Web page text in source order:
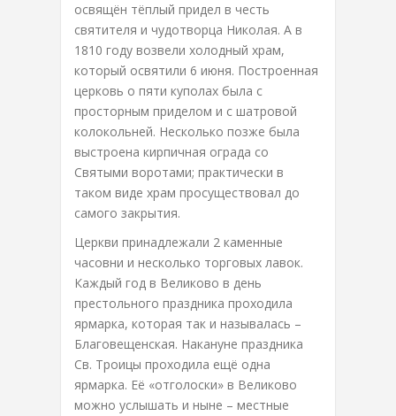
освящён тёплый придел в честь
святителя и чудотворца Николая. А в
1810 году возвели холодный храм,
который освятили 6 июня. Построенная
церковь о пяти куполах была с
просторным приделом и с шатровой
колокольней. Несколько позже была
выстроена кирпичная ограда со
Святыми воротами; практически в
таком виде храм просуществовал до
самого закрытия.
Церкви принадлежали 2 каменные
часовни и несколько торговых лавок.
Каждый год в Великово в день
престольного праздника проходила
ярмарка, которая так и называлась –
Благовещенская. Накануне праздника
Св. Троицы проходила ещё одна
ярмарка. Её «отголоски» в Великово
можно услышать и ныне – местные